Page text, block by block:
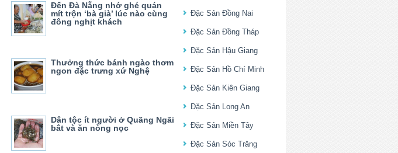
Đến Đà Nẵng nhớ ghé quán
mít trộn ‘bà già’ lúc nào cùng
đông nghịt khách
Thưởng thức bánh ngào thơm
ngon đặc trưng xứ Nghệ
Dân tộc ít người ở Quãng Ngãi
bắt và ăn nòng nọc
Đặc Sản Đồng Nai
Đặc Sản Đồng Tháp
Đặc Sản Hậu Giang
Đặc Sản Hồ Chí Minh
Đặc Sản Kiên Giang
Đặc Sản Long An
Đặc Sản Miền Tây
Đặc Sản Sóc Trăng